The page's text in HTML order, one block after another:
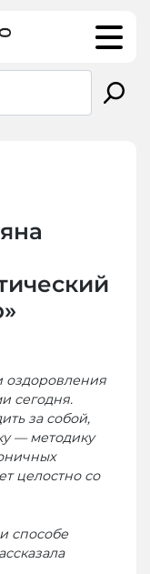
оздоровления
сегодня.
за собой,
— методику
целостно со
способе